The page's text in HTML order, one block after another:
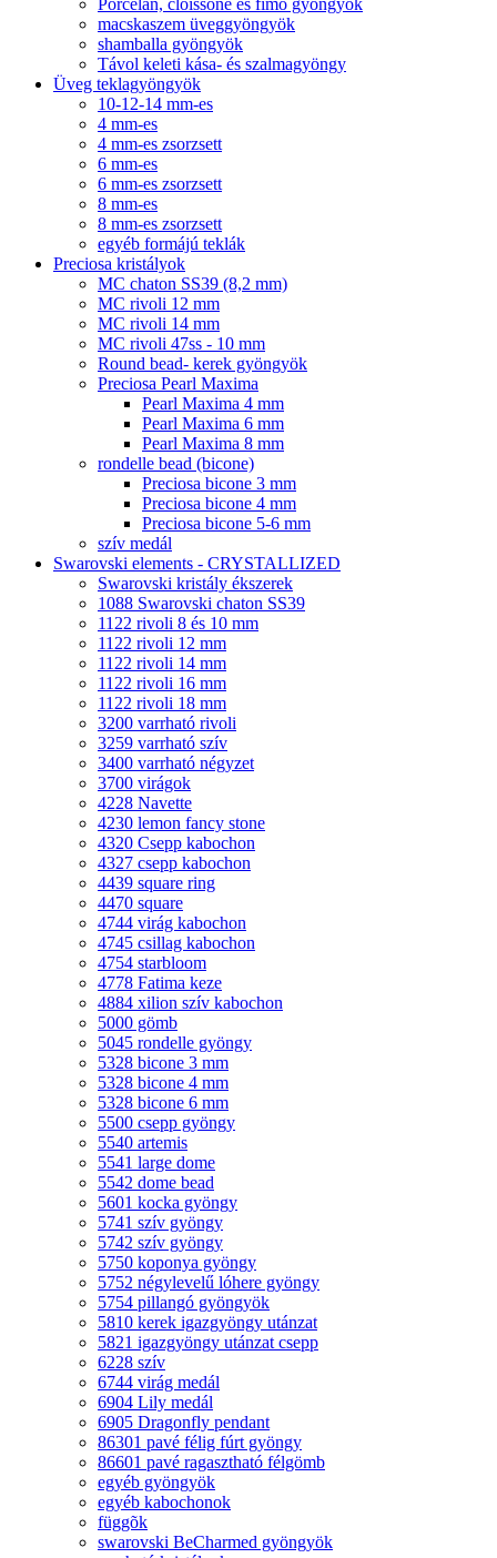
Porcelán, cloissone és fimo gyöngyök
macskaszem üveggyöngyök
shamballa gyöngyök
Távol keleti kása- és szalmagyöngy
Üveg teklagyöngyök
10-12-14 mm-es
4 mm-es
4 mm-es zsorzsett
6 mm-es
6 mm-es zsorzsett
8 mm-es
8 mm-es zsorzsett
egyéb formájú teklák
Preciosa kristályok
MC chaton SS39 (8,2 mm)
MC rivoli 12 mm
MC rivoli 14 mm
MC rivoli 47ss - 10 mm
Round bead- kerek gyöngyök
Preciosa Pearl Maxima
Pearl Maxima 4 mm
Pearl Maxima 6 mm
Pearl Maxima 8 mm
rondelle bead (bicone)
Preciosa bicone 3 mm
Preciosa bicone 4 mm
Preciosa bicone 5-6 mm
szív medál
Swarovski elements - CRYSTALLIZED
Swarovski kristály ékszerek
1088 Swarovski chaton SS39
1122 rivoli 8 és 10 mm
1122 rivoli 12 mm
1122 rivoli 14 mm
1122 rivoli 16 mm
1122 rivoli 18 mm
3200 varrható rivoli
3259 varrható szív
3400 varrható négyzet
3700 virágok
4228 Navette
4230 lemon fancy stone
4320 Csepp kabochon
4327 csepp kabochon
4439 square ring
4470 square
4744 virág kabochon
4745 csillag kabochon
4754 starbloom
4778 Fatima keze
4884 xilion szív kabochon
5000 gömb
5045 rondelle gyöngy
5328 bicone 3 mm
5328 bicone 4 mm
5328 bicone 6 mm
5500 csepp gyöngy
5540 artemis
5541 large dome
5542 dome bead
5601 kocka gyöngy
5741 szív gyöngy
5742 szív gyöngy
5750 koponya gyöngy
5752 négylevelű lóhere gyöngy
5754 pillangó gyöngyök
5810 kerek igazgyöngy utánzat
5821 igazgyöngy utánzat csepp
6228 szív
6744 virág medál
6904 Lily medál
6905 Dragonfly pendant
86301 pavé félig fúrt gyöngy
86601 pavé ragasztható félgömb
egyéb gyöngyök
egyéb kabochonok
függõk
swarovski BeCharmed gyöngyök